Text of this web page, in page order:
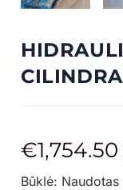
€1,754.50
Būklė: Naudotas